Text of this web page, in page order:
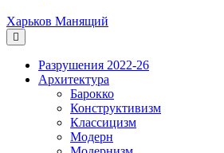
Харьков Манящий
Разрушения 2022-26
Архитектура
Барокко
Конструктивизм
Классицизм
Модерн